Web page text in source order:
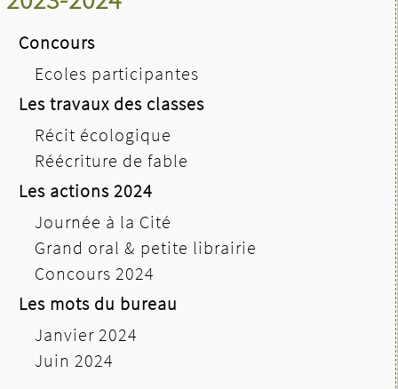
Concours
Ecoles participantes
Les travaux des classes
Récit écologique
Réécriture de fable
Les actions 2024
Journée à la Cité
Grand oral & petite librairie
Concours 2024
Les mots du bureau
Janvier 2024
Juin 2024